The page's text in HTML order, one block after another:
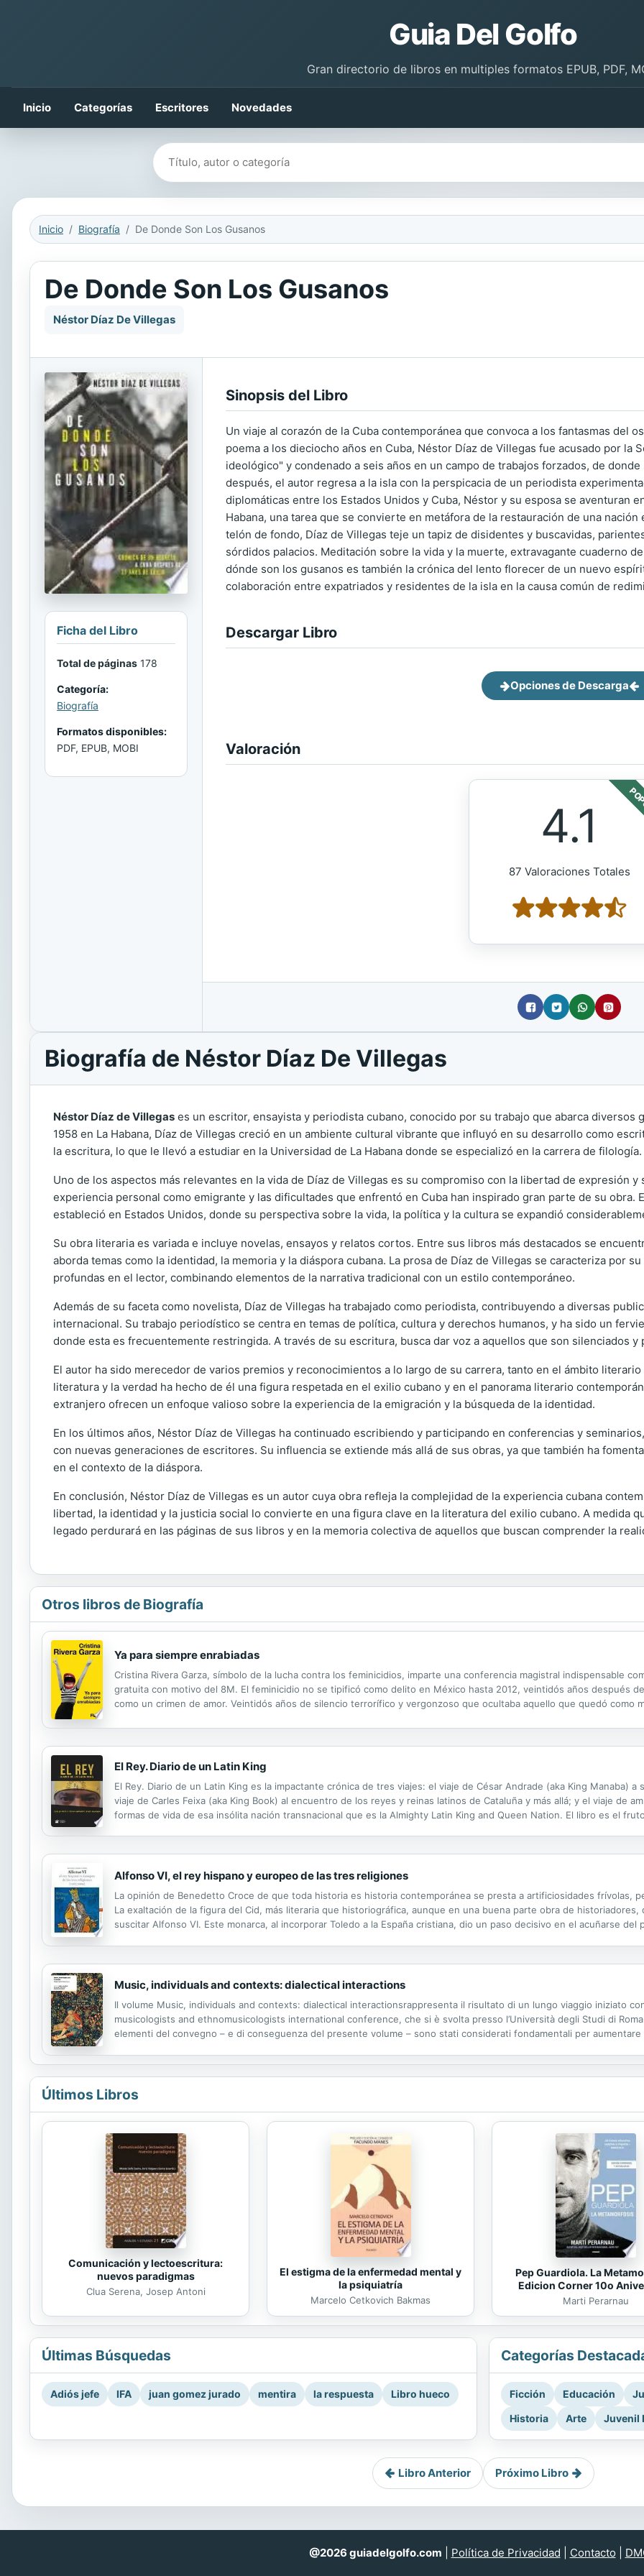
Guia Del Golfo
Gran directorio de libros en multiples formatos EPUB, PDF,
Inicio Categorías Escritores Novedades
Buscar libros
Inicio Biografía De Donde Son Los Gusanos
De Donde Son Los Gusanos
Néstor Díaz De Villegas
Ficha del Libro
Total de páginas 178
Categoría:
Biografía
Formatos disponibles:
PDF, EPUB, MOBI
Sinopsis del Libro
Un viaje al corazón de la Cuba contemporánea que convoca a los fantasmas del
poema a los dieciocho años en Cuba, Néstor Díaz de Villegas fue acusado por la
ideológico" y condenado a seis años en un campo de trabajos forzados, de
después, el autor regresa a la isla con la perspicacia de un periodista
diplomáticas entre los Estados Unidos y Cuba, Néstor y su esposa se aventuran
Habana, una tarea que se convierte en metáfora de la restauración de una
telón de fondo, Díaz de Villegas teje un tapiz de disidentes y buscavidas,
sórdidos palacios. Meditación sobre la vida y la muerte, extravagante cuaderno
dónde son los gusanos es también la crónica del lento florecer de un nuevo
colaboración entre expatriados y residentes de la isla en la causa común de
Descargar Libro
Opciones de Descarga
Valoración
4.1
87 Valoraciones Totales
Biografía de Néstor Díaz De Villegas
Néstor Díaz de Villegas es un escritor, ensayista y periodista cubano, conocido por su trabajo que abarca
1958 en La Habana, Díaz de Villegas creció en un ambiente cultural vibrante que influyó en su desarrollo como
la escritura, lo que le llevó a estudiar en la Universidad de La Habana donde se especializó en la carrera de filología.
Uno de los aspectos más relevantes en la vida de Díaz de Villegas es su compromiso con la libertad de expresión
experiencia personal como emigrante y las dificultades que enfrentó en Cuba han inspirado gran parte de su obra.
estableció en Estados Unidos, donde su perspectiva sobre la vida, la política y la cultura se expandió
Su obra literaria es variada e incluye novelas, ensayos y relatos cortos. Entre sus libros más destacados se
aborda temas como la identidad, la memoria y la diáspora cubana. La prosa de Díaz de Villegas se caracteriza por
profundas en el lector, combinando elementos de la narrativa tradicional con un estilo contemporáneo.
Además de su faceta como novelista, Díaz de Villegas ha trabajado como periodista, contribuyendo a diversas
internacional. Su trabajo periodístico se centra en temas de política, cultura y derechos humanos, y ha sido un
donde esta es frecuentemente restringida. A través de su escritura, busca dar voz a aquellos que son silenciados
El autor ha sido merecedor de varios premios y reconocimientos a lo largo de su carrera, tanto en el ámbito
literatura y la verdad ha hecho de él una figura respetada en el exilio cubano y en el panorama literario
extranjero ofrecen un enfoque valioso sobre la experiencia de la emigración y la búsqueda de la identidad.
En los últimos años, Néstor Díaz de Villegas ha continuado escribiendo y participando en conferencias y
con nuevas generaciones de escritores. Su influencia se extiende más allá de sus obras, ya que también ha
en el contexto de la diáspora.
En conclusión, Néstor Díaz de Villegas es un autor cuya obra refleja la complejidad de la experiencia cubana
libertad, la identidad y la justicia social lo convierte en una figura clave en la literatura del exilio cubano. A medida
legado perdurará en las páginas de sus libros y en la memoria colectiva de aquellos que buscan comprender la
Otros libros de Biografía
Ya para siempre enrabiadas
Cristina Rivera Garza, símbolo de la lucha contra los feminicidios, imparte una conferencia magistral indispensable
gratuita con motivo del 8M. El feminicidio no se tipificó como delito en México hasta 2012, veintidós años después
como un crimen de amor. Veintidós años de silencio terrorífico y vergonzoso que ocultaba aquello que quedó como
El Rey. Diario de un Latin King
El Rey. Diario de un Latin King es la impactante crónica de tres viajes: el viaje de César Andrade (aka King Manaba)
viaje de Carles Feixa (aka King Book) al encuentro de los reyes y reinas latinos de Cataluña y más allá; y el viaje de
formas de vida de esa insólita nación transnacional que es la Almighty Latin King and Queen Nation. El libro es el
Alfonso VI, el rey hispano y europeo de las tres religiones
La opinión de Benedetto Croce de que toda historia es historia contemporánea se presta a artificiosidades frívolas,
La exaltación de la figura del Cid, más literaria que historiográfica, aunque en una buena parte obra de
suscitar Alfonso VI. Este monarca, al incorporar Toledo a la España cristiana, dio un paso decisivo en el acuñarse del
Music, individuals and contexts: dialectical interactions
Il volume Music, individuals and contexts: dialectical interactionsrappresenta il risultato di un lungo viaggio iniziato
musicologists and ethnomusicologists international conference, che si è svolta presso l’Università degli Studi di Roma
elementi del convegno – e di conseguenza del presente volume – sono stati considerati fondamentali per aumentare
Últimos Libros
Comunicación y lectoescritura:
nuevos paradigmas
Clua Serena, Josep Antoni
El estigma de la enfermedad mental y
la psiquiatría
Marcelo Cetkovich Bakmas
Pep Guardiola. La
Edicion Corner 10o
Marti Perarnau
Últimas Búsquedas
Adiós jefe IFA juan gomez jurado mentira la respuesta Libro hueco
Categorías
Ficción Educación
Historia
Arte Juvenil
Libro Anterior Próximo Libro
@2026 guiadelgolfo.com Política de Privacidad Contacto